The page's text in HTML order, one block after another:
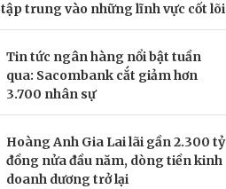
tập trung vào những lĩnh vực cốt lõi
Tin tức ngân hàng nổi bật tuần
qua: Sacombank cắt giảm hơn
3.700 nhân sự
Hoàng Anh Gia Lai lãi gần 2.300 tỷ
đồng nửa đầu năm, dòng tiền kinh
doanh dương trở lại